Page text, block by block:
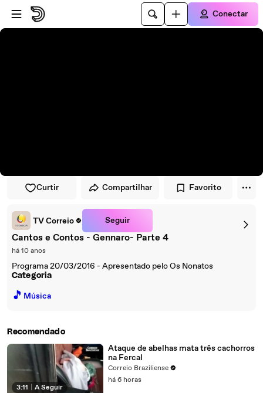
Pular para o player
Ir para o conteúdo principal
Conectar
Curtir Compartilhar Favorito
TV Correio Seguir
Cantos e Contos - Gennaro- Parte 4
há 10 anos
Programa 20/03/2016 - Apresentado pelo Os Nonatos
Categoria
🎵 Música
Recomendado
3:11 A Seguir
Ataque de abelhas mata três cachorros
na Fercal
Correio Braziliense
há 6 horas